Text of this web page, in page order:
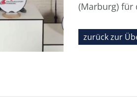
(Marburg) für
zurück zur